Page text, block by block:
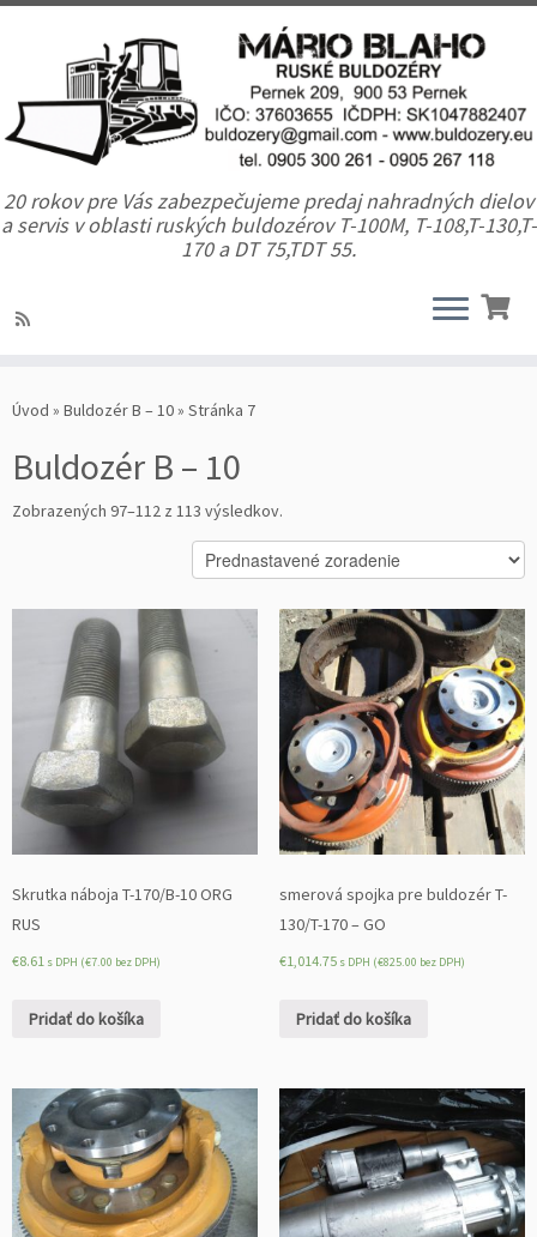
20 rokov pre Vás zabezpečujeme predaj nahradných dielov
a servis v oblasti ruských buldozérov T-100M, T-108,T-130,T-
170 a DT 75,TDT 55.
Úvod » Buldozér B – 10» Stránka 7
Buldozér B – 10
Zobrazených 97–112 z 113 výsledkov.
Skrutka náboja T-170/B-10 ORG
RUS
€8.61 s DPH (€7.00 bez DPH)
Pridať do košíka
smerová spojka pre buldozér T-
130/T-170 – GO
€1,014.75 s DPH (€825.00 bez DPH)
Pridať do košíka